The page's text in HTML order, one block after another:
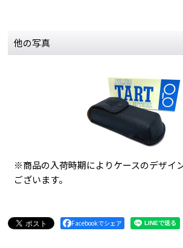
他の写真
※商品の入荷時期によりケースのデザイ
ございます。
Facebookでシェア